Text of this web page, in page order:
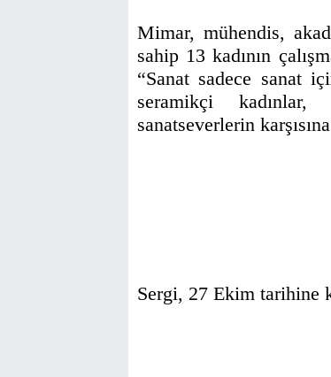
Mimar, mühendis,
sahip 13 kadının
“Sanat sadece sanat
seramikçi
sanatseverlerin
Sergi, 27 Ekim tarihine